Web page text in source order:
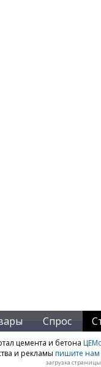
Спрос
цемента и бетона
и рекламы пишите нам
загрузка